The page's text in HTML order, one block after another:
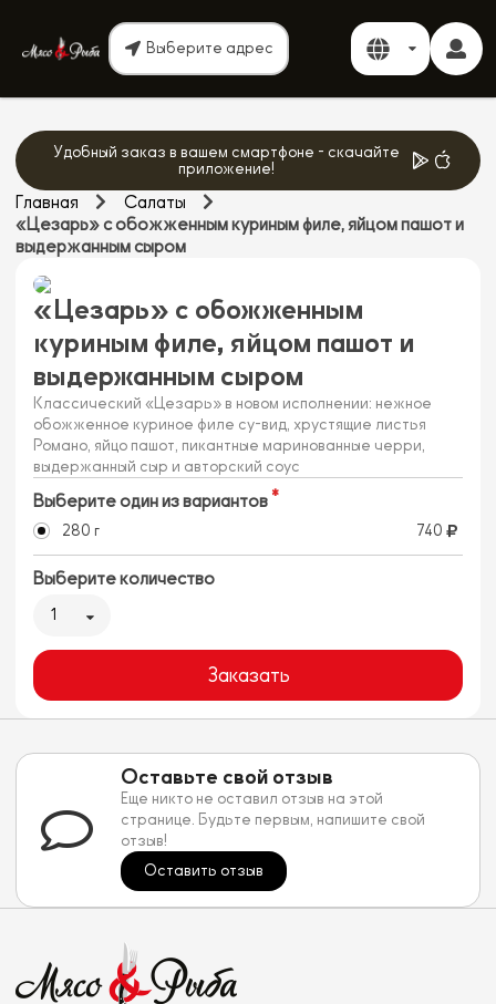
Выберите адрес
Удобный заказ в вашем смартфоне - скачайте
приложение!
Главная
Салаты
«Цезарь» с обожженным куриным филе, яйцом пашот и
выдержанным сыром
«Цезарь» с обожженным
куриным филе, яйцом пашот и
выдержанным сыром
Классический «Цезарь» в новом исполнении: нежное
обожженное куриное филе су-вид, хрустящие листья
Романо, яйцо пашот, пикантные маринованные черри,
выдержанный сыр и авторский соус
Выберите один из вариантов
280 г 740
Выберите количество
1
Заказать
Оставьте свой отзыв
Еще никто не оставил отзыв на этой
странице. Будьте первым, напишите свой
отзыв!
Оставить отзыв